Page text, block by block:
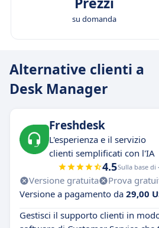
su domanda
Alternative clienti a
Desk Manager
Freshdesk
L'esperienza e il servizio
clienti semplificati con l'IA
4.5Sulla base di
Versione gratuita Prova
Versione a pagamento da 29,00
Gestisci il supporto clienti in